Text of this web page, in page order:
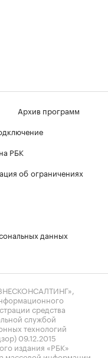
Архив программ
РБК
об ограничениях
данных
средства
службой
технологий
09.12.2015
издания «РБК»